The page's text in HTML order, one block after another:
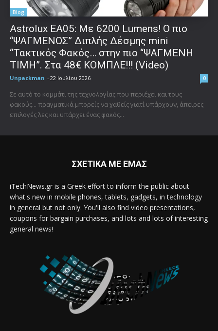
Blog
Astrolux ΕΑ05: Με 6200 Lumens! Ο πιο
“ΨΑΓΜΕΝΟΣ” Διπλής Δέσμης mini
“Τακτικός Φακός… στην πιο “ΨΑΓΜΕΝΗ
ΤΙΜΗ”. Στα 48€ ΚΟΜΠΛΕ!!! (Video)
Unpackman - 22 Ιουλίου 2026 0
Σε αυτό το κομμάτι της τεχνολογίας που περιέχει και τους
φακούς... πραγματικά μπορείς να χαθείς γιατί υπάρχουν, άπειρες
επιλογές λες και υπάρχει ένας φακός...
ΣΧΕΤΙΚΑ ΜΕ ΕΜΑΣ
iTechNews.gr is a Greek effort to inform the public about
what's new in mobile phones, tablets, gadgets, in technology
in general but not only. You'll also find video presentations,
coupons for bargain purchases, and lots and lots of interesting
general news!